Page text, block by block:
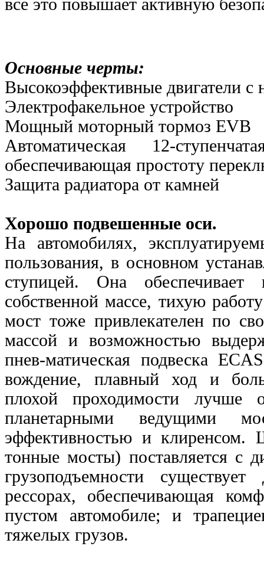
все это повышает активную
Основные черты:
Высокоэффективные двигатели с
Электрофакельное устройство
Мощный моторный тормоз EVB
Автоматическая 12-
обеспечивающая простоту
Защита радиатора от камней
Хорошо подвешенные оси.
На автомобилях,
пользования, в основном
ступицей. Она обеспечивает
собственной массе, тихую
мост тоже привлекателен по
массой и возможностью
пнев-матическая подвеска
вождение, плавный ход и
плохой проходимости лучше
планетарными ведущими
эффективностью и
тонные мосты) поставляется с
грузоподъемности
рессорах, обеспечивающая
пустом автомобиле; и
тяжелых грузов.